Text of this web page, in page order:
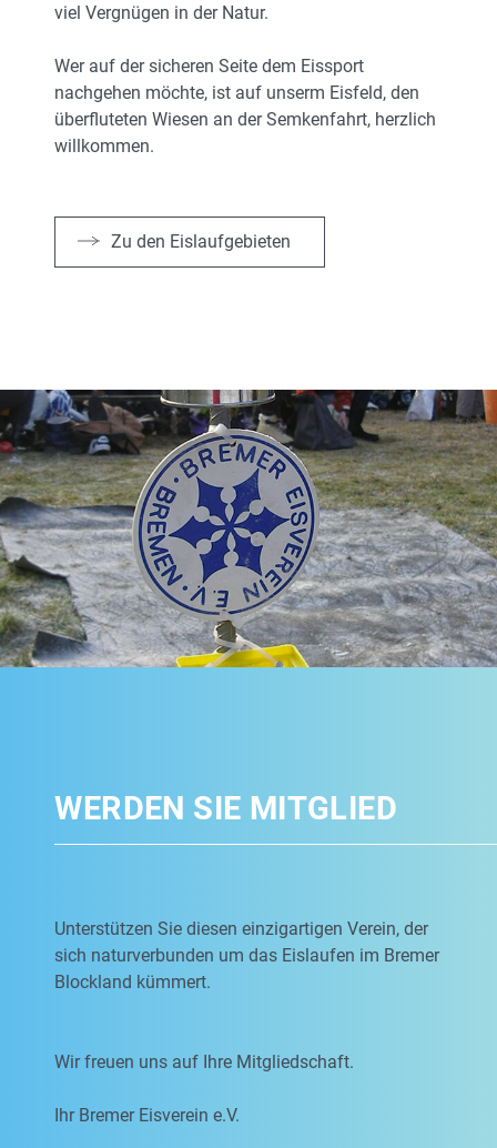
viel Vergnügen in der Natur.
Wer auf der sicheren Seite dem Eissport
nachgehen möchte, ist auf unserm Eisfeld, den
überfluteten Wiesen an der Semkenfahrt, herzlich
willkommen.
Zu den Eislaufgebieten
WERDEN SIE MITGLIED
Unterstützen Sie diesen einzigartigen Verein, der
sich naturverbunden um das Eislaufen im Bremer
Blockland kümmert.
Wir freuen uns auf Ihre Mitgliedschaft.
Ihr Bremer Eisverein e.V.